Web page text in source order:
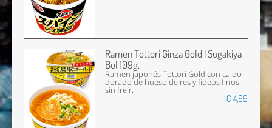
Ramen Tottori Ginza Gold | Sugakiya
Bol 109g.
Ramen japonés Tottori Gold con caldo
dorado de hueso de res y fideos finos
sin freír.
€ 4,69